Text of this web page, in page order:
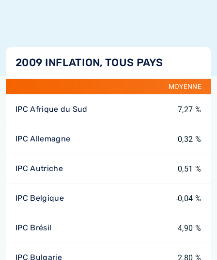
2009 INFLATION, TOUS PAYS
MOYENNE
IPC Afrique du Sud 7,27 %
IPC Allemagne 0,32 %
IPC Autriche 0,51 %
IPC Belgique -0,04 %
IPC Brésil 4,90 %
IPC Bulgarie 2,80 %